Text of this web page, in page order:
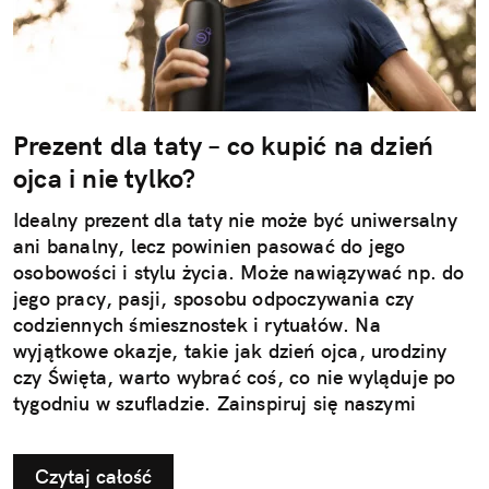
Prezent dla taty – co kupić na dzień
ojca i nie tylko?
Idealny prezent dla taty nie może być uniwersalny
ani banalny, lecz powinien pasować do jego
osobowości i stylu życia. Może nawiązywać np. do
jego pracy, pasji, sposobu odpoczywania czy
codziennych śmiesznostek i rytuałów. Na
wyjątkowe okazje, takie jak dzień ojca, urodziny
czy Święta, warto wybrać coś, co nie wyląduje po
tygodniu w szufladzie. Zainspiruj się naszymi
taty.
Czytaj całość